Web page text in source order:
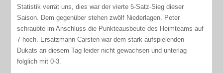
Statistik verrät uns, dies war der vierte 5-Satz-Sieg dieser
Saison. Dem gegenüber stehen zwölf Niederlagen. Peter
schraubte im Anschluss die Punkteausbeute des Heimteams auf
7 hoch. Ersatzmann Carsten war dem stark aufspielenden
Dukats an diesem Tag leider nicht gewachsen und unterlag
folglich mit 0-3.